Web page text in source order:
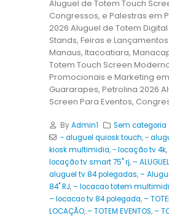
Aluguel de Totem Touch
Congressos, e Palestras em
2026 Aluguel de Totem
Stands, Feiras e
Manaus, Itacoatiara,
Totem Touch Screen
Promocionais e Marketing
Guararapes, Petrolina 2026
Screen Para Eventos,
ByAdmin1
Sem categoria
- aluguel quiosk touch,-
kiosk multimidia,- locação tv 4k,
locação tv smart 75" rj,–
aluguel tv 84 polegadas,–
84" RJ,– locacao totem
– locacao tv 84 polegada,–
LOCAÇÃO,– TOTEM EVENTOS,–